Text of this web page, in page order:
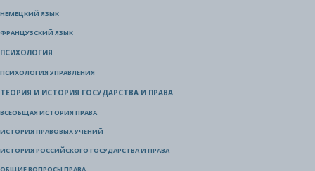
НЕМЕЦКИЙ ЯЗЫК
ФРАНЦУЗСКИЙ ЯЗЫК
ПСИХОЛОГИЯ
ПСИХОЛОГИЯ УПРАВЛЕНИЯ
ТЕОРИЯ И ИСТОРИЯ ГОСУДАРСТВА И ПРАВА
ВСЕОБЩАЯ ИСТОРИЯ ПРАВА
ИСТОРИЯ ПРАВОВЫХ УЧЕНИЙ
ИСТОРИЯ РОССИЙСКОГО ГОСУДАРСТВА И ПРАВА